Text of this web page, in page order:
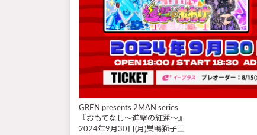
GREN presents 2MAN series
『おもてなし～進撃の紅蓮～』
2024年9月30日(月)巣鴨獅子王